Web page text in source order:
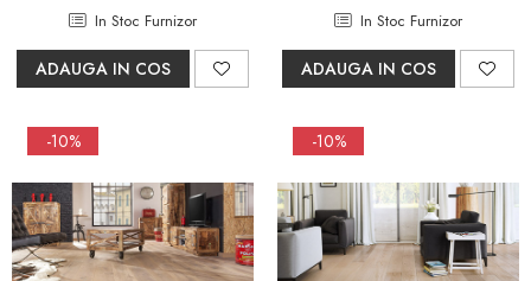
In Stoc Furnizor
ADAUGA IN COS
In Stoc Furnizor
ADAUGA IN COS
-10% -10%